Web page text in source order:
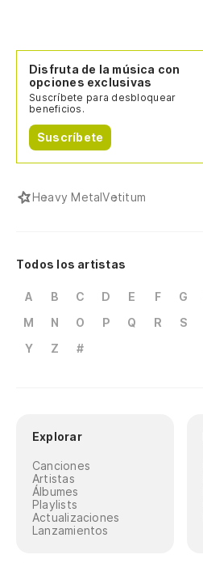
Disfruta de la música con
opciones exclusivas
Suscríbete para desbloquear
beneficios.
Suscríbete
Heavy MetalVetitum
Todos los artistas
A B C D E F G
M
N O P Q R S
Y
Z #
Explorar
Canciones
Artistas
Álbumes
Playlists
Actualizaciones
Lanzamientos